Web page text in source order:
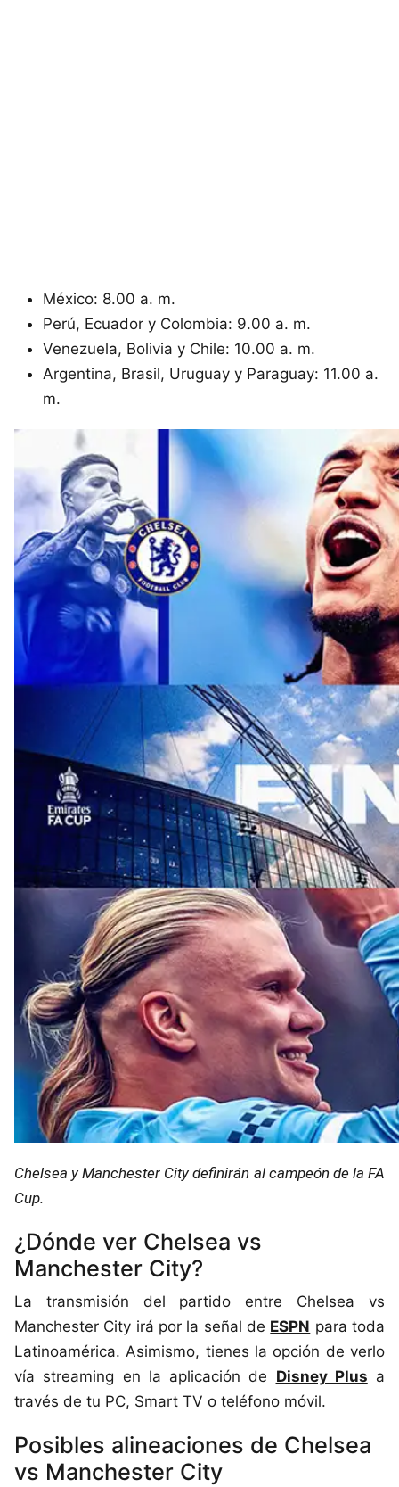
México: 8.00 a. m.
Perú, Ecuador y Colombia: 9.00 a. m.
Venezuela, Bolivia y Chile: 10.00 a. m.
Argentina, Brasil, Uruguay y Paraguay: 11.00 a.
m.
Chelsea y Manchester City definirán al campeón de la FA
Cup.
¿Dónde ver Chelsea vs
Manchester City?
La transmisión del partido entre Chelsea vs
Manchester City irá por la señal de ESPN para toda
Latinoamérica. Asimismo, tienes la opción de verlo
vía streaming en la aplicación de Disney Plus a
través de tu PC, Smart TV o teléfono móvil.
Posibles alineaciones de Chelsea
vs Manchester City